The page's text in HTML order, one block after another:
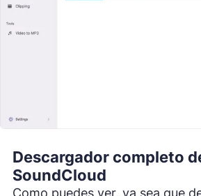
Descargador completo
SoundCloud
Como puedes ver, ya sea que